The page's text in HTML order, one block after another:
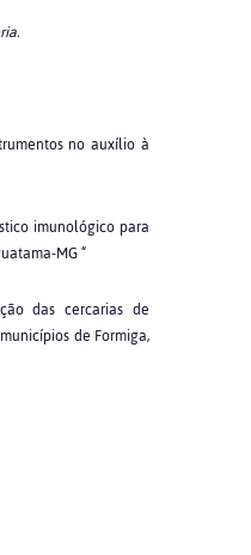
no auxílio à
imunológico para
MG “
das cercarias de
de Formiga,